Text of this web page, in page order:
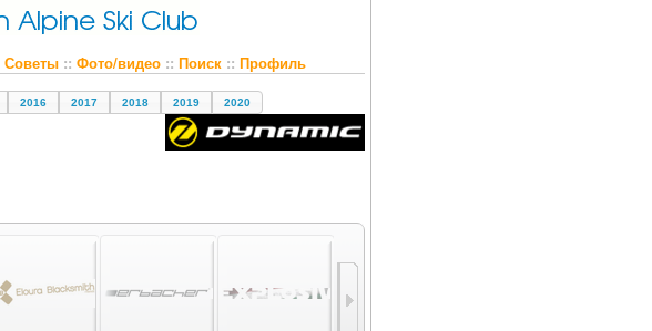
Советы:: Фото/видео:: Поиск:: Профиль
2016 2017 2018 2019 2020